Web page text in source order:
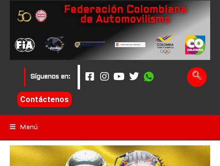
Federación Colombiana
de Automovilismo
Síguenos en:
Contáctenos
Menú